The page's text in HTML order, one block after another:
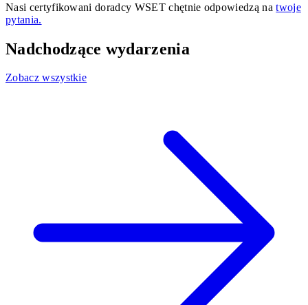
Nasi certyfikowani doradcy WSET chętnie odpowiedzą natwoje
pytania.
Nadchodzące wydarzenia
Zobacz wszystkie